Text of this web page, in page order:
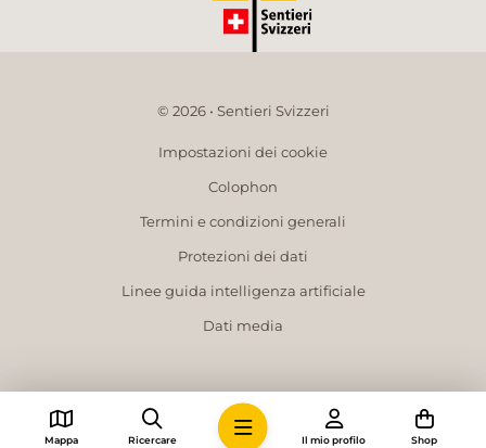
© 2026 • Sentieri Svizzeri
Impostazioni dei cookie
Colophon
Termini e condizioni generali
Protezioni dei dati
Linee guida intelligenza artificiale
Dati media
Mappa Ricercare Il mio profilo Shop